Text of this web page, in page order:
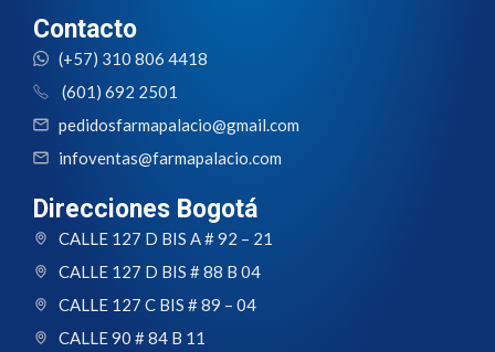
Contacto
(+57) 310 806 4418
(601) 692 2501
pedidosfarmapalacio@gmail.com
infoventas@farmapalacio.com
Direcciones Bogotá
CALLE 127 D BIS A # 92 – 21
CALLE 127 D BIS # 88 B 04
CALLE 127 C BIS # 89 – 04
CALLE 90 # 84 B 11